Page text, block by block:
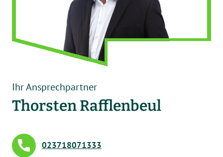
Ihr Ansprechpartner
Thorsten Rafflenbeul
023718071333